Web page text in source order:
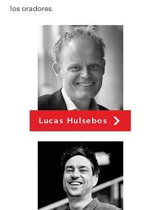
los oradores.
Lucas Hulsebos